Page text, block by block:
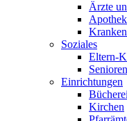
Ärzte
Soziales
Eltern-
Senioren
Einrichtungen
Bücherei
Kirchen